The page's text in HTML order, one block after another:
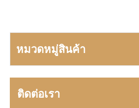
หมวดหมู่สินค้า
ติดต่อเรา